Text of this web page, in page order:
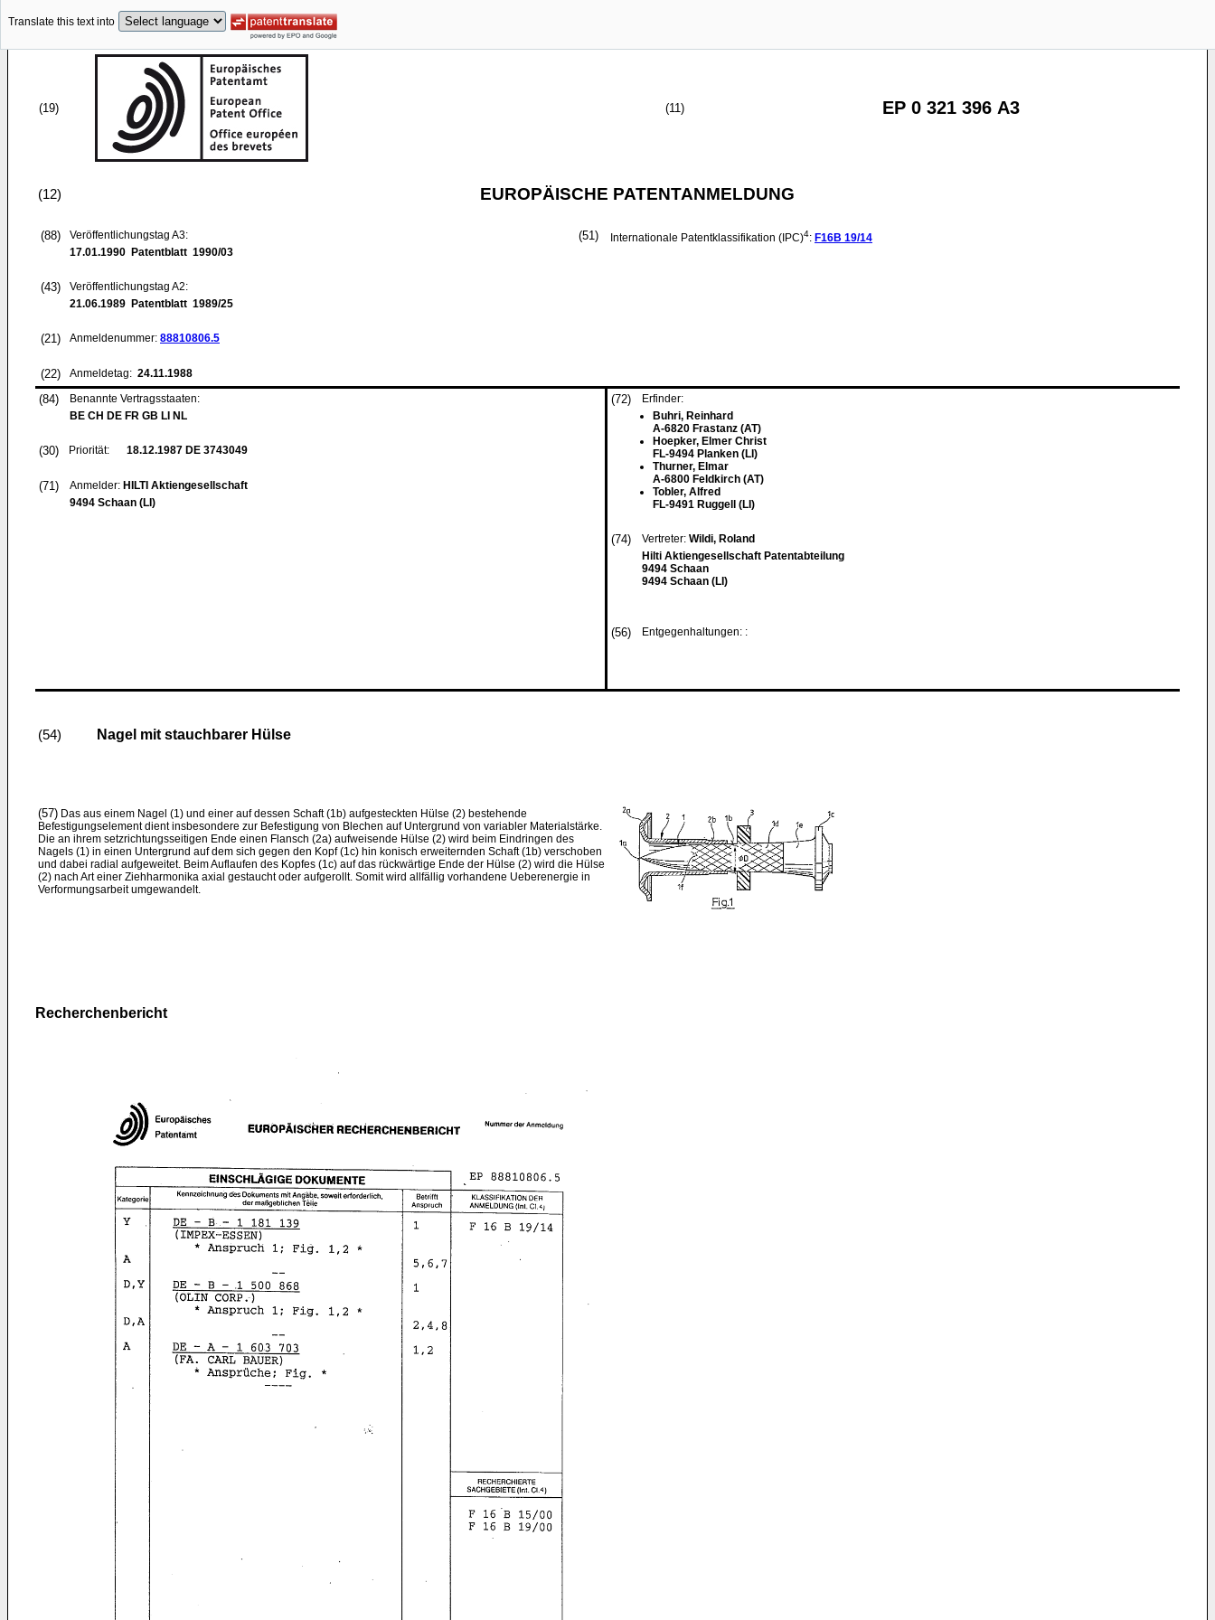
Translate this text into
(19) (11) EP 0 321 396 A3
(12) EUROPÄISCHE PATENTANMELDUNG
(88)
Veröffentlichungstag A3:
17.01.1990 Patentblatt 1990/03
(43)
Veröffentlichungstag A2:
21.06.1989 Patentblatt 1989/25
(21) Anmeldenummer: 88810806.5
(22) Anmeldetag: 24.11.1988
(51) Internationale Patentklassifikation (IPC)4: F16B 19/14
(84)
Benannte Vertragsstaaten:
BE CH DE FR GB LI NL
(30) Priorität: 18.12.1987 DE 3743049
(71) Anmelder: HILTI Aktiengesellschaft
9494 Schaan (LI)
(72)
Erfinder:
Buhri, Reinhard
A-6820 Frastanz (AT)
Hoepker, Elmer Christ
FL-9494 Planken (LI)
Thurner, Elmar
A-6800 Feldkirch (AT)
Tobler, Alfred
FL-9491 Ruggell (LI)
(74) Vertreter: Wildi, Roland
Hilti Aktiengesellschaft Patentabteilung
9494 Schaan
9494 Schaan (LI)
(56) Entgegenhaltungen: :
(54) Nagel mit stauchbarer Hülse
(57) Das aus einem Nagel (1) und einer auf dessen Schaft (1b) aufgesteckten Hülse (2) bestehende
Befestigungselement dient insbesondere zur Befestigung von Blechen auf Untergrund von variabler Materialstärke.
Die an ihrem setzrichtungsseitigen Ende einen Flansch (2a) aufweisende Hülse (2) wird beim Ein­dringen des
Nagels (1) in einen Untergrund auf dem sich ge­gen den Kopf (1c) hin konisch erweiternden Schaft (1b) ver­schoben
und dabei radial aufgeweitet. Beim Auflaufen des Kopfes (1c) auf das rückwärtige Ende der Hülse (2) wird die Hülse
(2) nach Art einer Ziehharmonika axial gestaucht oder aufgerollt. Somit wird allfällig vorhandene Ueberenergie in
Verformungsarbeit umgewandelt.
Recherchenbericht